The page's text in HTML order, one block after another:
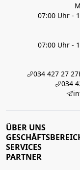
07:00 Uhr -
07:00 Uhr -
034 427 27 27
034
ÜBER UNS
SERVICES
PARTNER